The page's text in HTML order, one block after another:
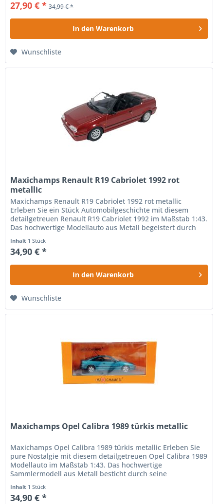
27,90 € * 34,99 € *
In den Warenkorb
Wunschliste
Maxichamps Renault R19 Cabriolet 1992 rot
metallic
Maxichamps Renault R19 Cabriolet 1992 rot metallic
Erleben Sie ein Stück Automobilgeschichte mit diesem
detailgetreuen Renault R19 Cabriolet 1992 im Maßstab 1:43.
Das hochwertige Modellauto aus Metall begeistert durch
Inhalt 1 Stück
34,90 € *
In den Warenkorb
Wunschliste
Maxichamps Opel Calibra 1989 türkis metallic
Maxichamps Opel Calibra 1989 türkis metallic Erleben Sie
pure Nostalgie mit diesem detailgetreuen Opel Calibra 1989
Modellauto im Maßstab 1:43. Das hochwertige
Sammlermodell aus Metall besticht durch seine
Inhalt 1 Stück
34,90 € *